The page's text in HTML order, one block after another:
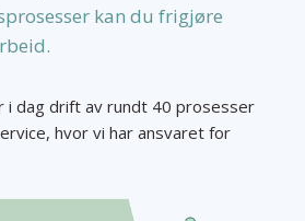
kan du frigjøre
i dag drift av rundt 40 prosesser
hvor vi har ansvaret for